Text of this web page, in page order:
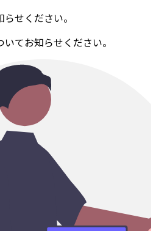
せください。
てお知らせください。